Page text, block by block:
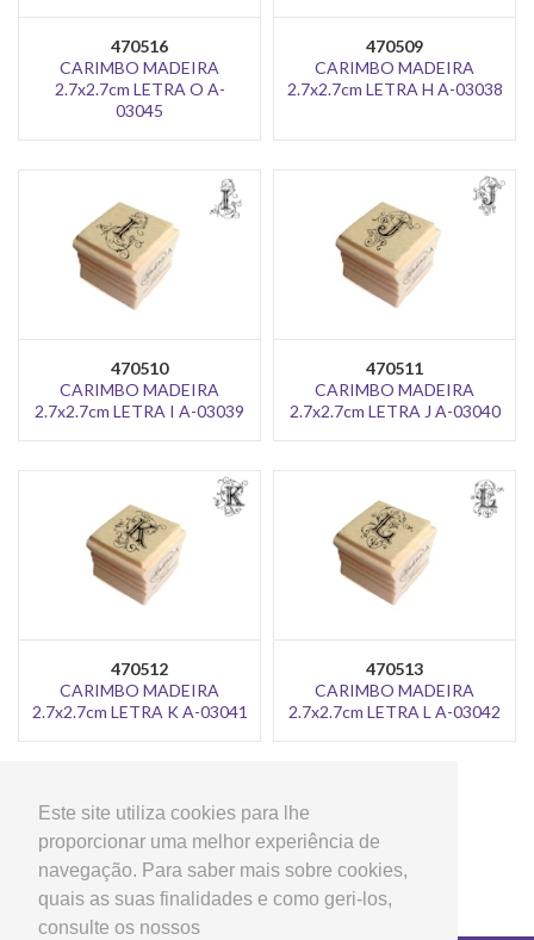
Este site utiliza cookies para lhe
proporcionar uma melhor experiência de
navegação. Para saber mais sobre cookies,
quais as suas finalidades e como geri-los,
consulte os nossos
470516
CARIMBO MADEIRA
2.7x2.7cm LETRA O A-
03045
470509
CARIMBO MADEIRA
2.7x2.7cm LETRA H A-03038
470510
CARIMBO MADEIRA
2.7x2.7cm LETRA I A-03039
470511
CARIMBO MADEIRA
2.7x2.7cm LETRA J A-03040
470512
CARIMBO MADEIRA
2.7x2.7cm LETRA K A-03041
470513
CARIMBO MADEIRA
2.7x2.7cm LETRA L A-03042